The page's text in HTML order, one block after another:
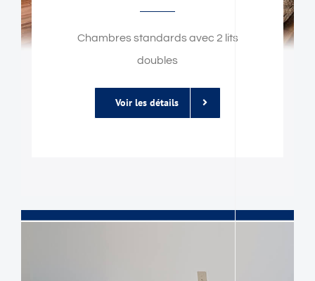
Chambres standards avec 2 lits
doubles
Voir les détails